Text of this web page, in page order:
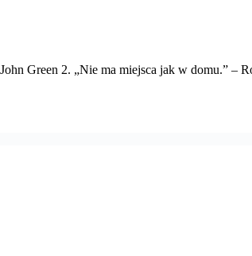
Green 2. „Nie ma miejsca jak w domu.” –